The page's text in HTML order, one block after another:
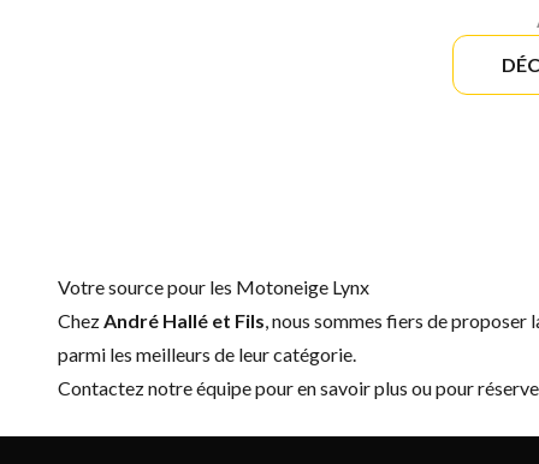
Votre source pour les Motoneige Lynx
Chez André Hallé et Fils , nous sommes fiers de
parmi les meilleurs de leur catégorie.
Contactez notre équipepour en savoir plus ou pour